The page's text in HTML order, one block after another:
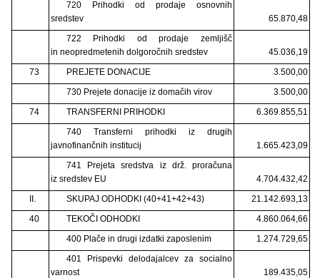
720 Prihodki od prodaje osnovnih
sredstev
65.870,48
722 Prihodki od prodaje zemljišč
in neopredmetenih dolgoročnih sredstev
45.036,19
73
PREJETE DONACIJE
3.500,00
730 Prejete donacije iz domačih virov
3.500,00
74
TRANSFERNI PRIHODKI
6.369.855,51
740 Transferni prihodki iz drugih
javnofinančnih institucij
1.665.423,09
741 Prejeta sredstva iz drž. proračuna
iz sredstev EU
4.704.432,42
II.
SKUPAJ ODHODKI (40+41+42+43)
21.142.693,13
40
TEKOČI ODHODKI
4.860.064,66
400 Plače in drugi izdatki zaposlenim
1.274.729,65
401 Prispevki delodajalcev za socialno
varnost
189.435,05